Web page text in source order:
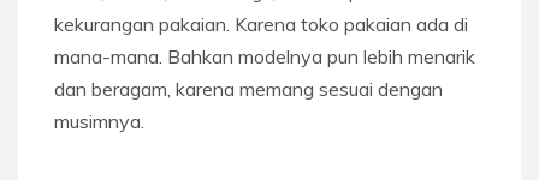
kekurangan pakaian. Karena toko pakaian ada di
mana-mana. Bahkan modelnya pun lebih menarik
dan beragam, karena memang sesuai dengan
musimnya.